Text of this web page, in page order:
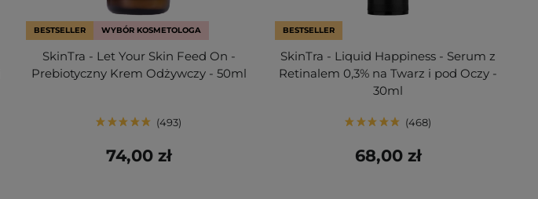
BESTSELLER WYBÓR KOSMETOLOGA
SkinTra - Let Your Skin Feed On -
Prebiotyczny Krem Odżywczy - 50ml
493
74,00 zł
BESTSELLER
SkinTra - Liquid Happiness - Serum z
Retinalem 0,3% na Twarz i pod Oczy -
30ml
468
68,00 zł